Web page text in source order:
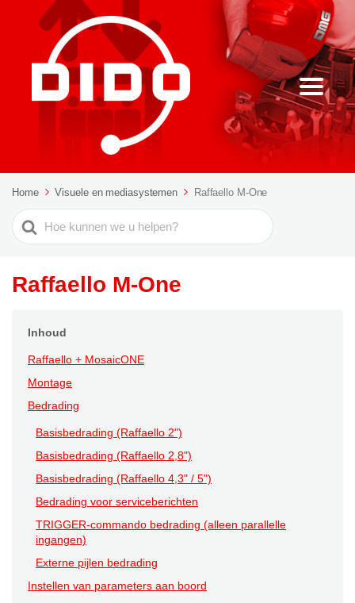
Home Visuele en mediasystemen Raffaello M-One
Zoeken
naar
Raffaello M-One
Inhoud
Raffaello + MosaicONE
Montage
Bedrading
Basisbedrading (Raffaello 2")
Basisbedrading (Raffaello 2,8")
Basisbedrading (Raffaello 4,3" / 5")
Bedrading voor serviceberichten
TRIGGER-commando bedrading (alleen parallelle
ingangen)
Externe pijlen bedrading
Instellen van parameters aan boord